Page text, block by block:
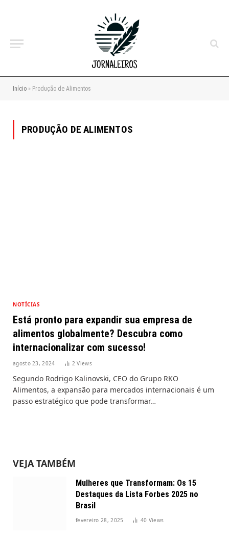
Início » Produção de Alimentos
PRODUÇÃO DE ALIMENTOS
NOTÍCIAS
Está pronto para expandir sua empresa de
alimentos globalmente? Descubra como
internacionalizar com sucesso!
agosto 23, 2024 2Views
Segundo Rodrigo Kalinovski, CEO do Grupo RKO
Alimentos, a expansão para mercados internacionais é um
passo estratégico que pode transformar…
VEJA TAMBÉM
Mulheres que Transformam: Os 15
Destaques da Lista Forbes 2025 no
Brasil
fevereiro 28, 2025 40 Views